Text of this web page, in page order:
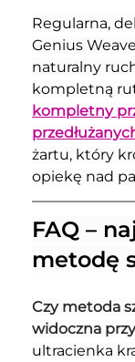
Regularna,
Genius
naturalny
kompletną
kompletny
żartu, który
opiekę nad
FAQ –
metodę
Czy metoda
widoczna
ultracienka